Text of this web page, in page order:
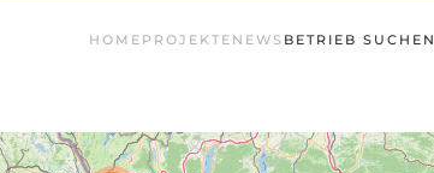
HOME PROJEKTE NEWS BETRIEB SUCHEN